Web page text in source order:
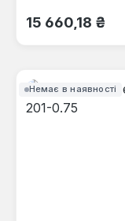
Звичайна ціна:
15 660,18 ₴
Немає в наявності